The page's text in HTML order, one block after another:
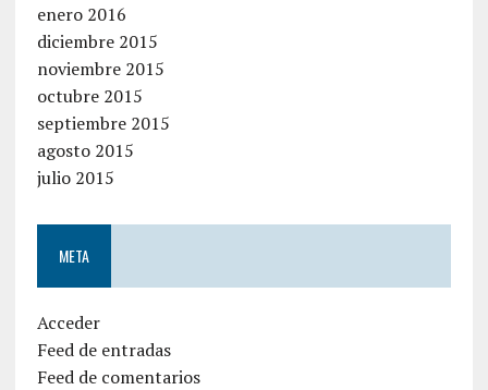
enero 2016
diciembre 2015
noviembre 2015
octubre 2015
septiembre 2015
agosto 2015
julio 2015
META
Acceder
Feed de entradas
Feed de comentarios